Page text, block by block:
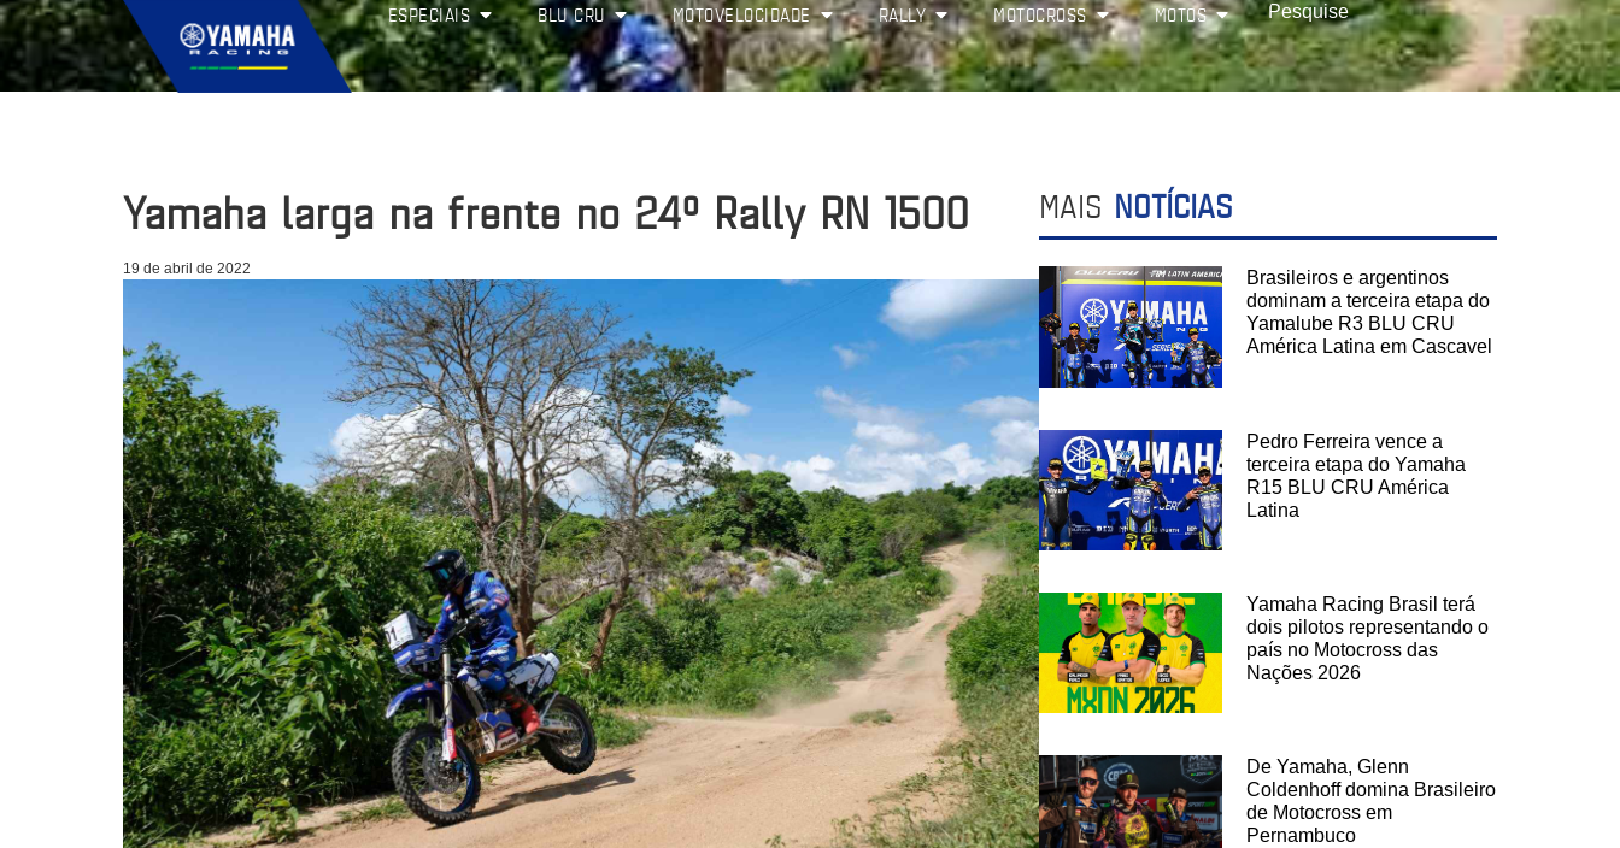
ESPECIAIS BLU CRU MOTOVELOCIDADE RALLY MOTOCROSS MOTOS
Yamaha larga na frente no 24º Rally RN 1500
19 de abril de 2022
MAIS NOTÍCIAS
Brasileiros e argentinos
dominam a terceira etapa do
Yamalube R3 BLU CRU
América Latina em Cascavel
Pedro Ferreira vence a
terceira etapa do Yamaha
R15 BLU CRU América
Latina
Yamaha Racing Brasil terá
dois pilotos representando o
país no Motocross das
Nações 2026
De Yamaha, Glenn
Coldenhoff domina Brasileiro
de Motocross em
Pernambuco